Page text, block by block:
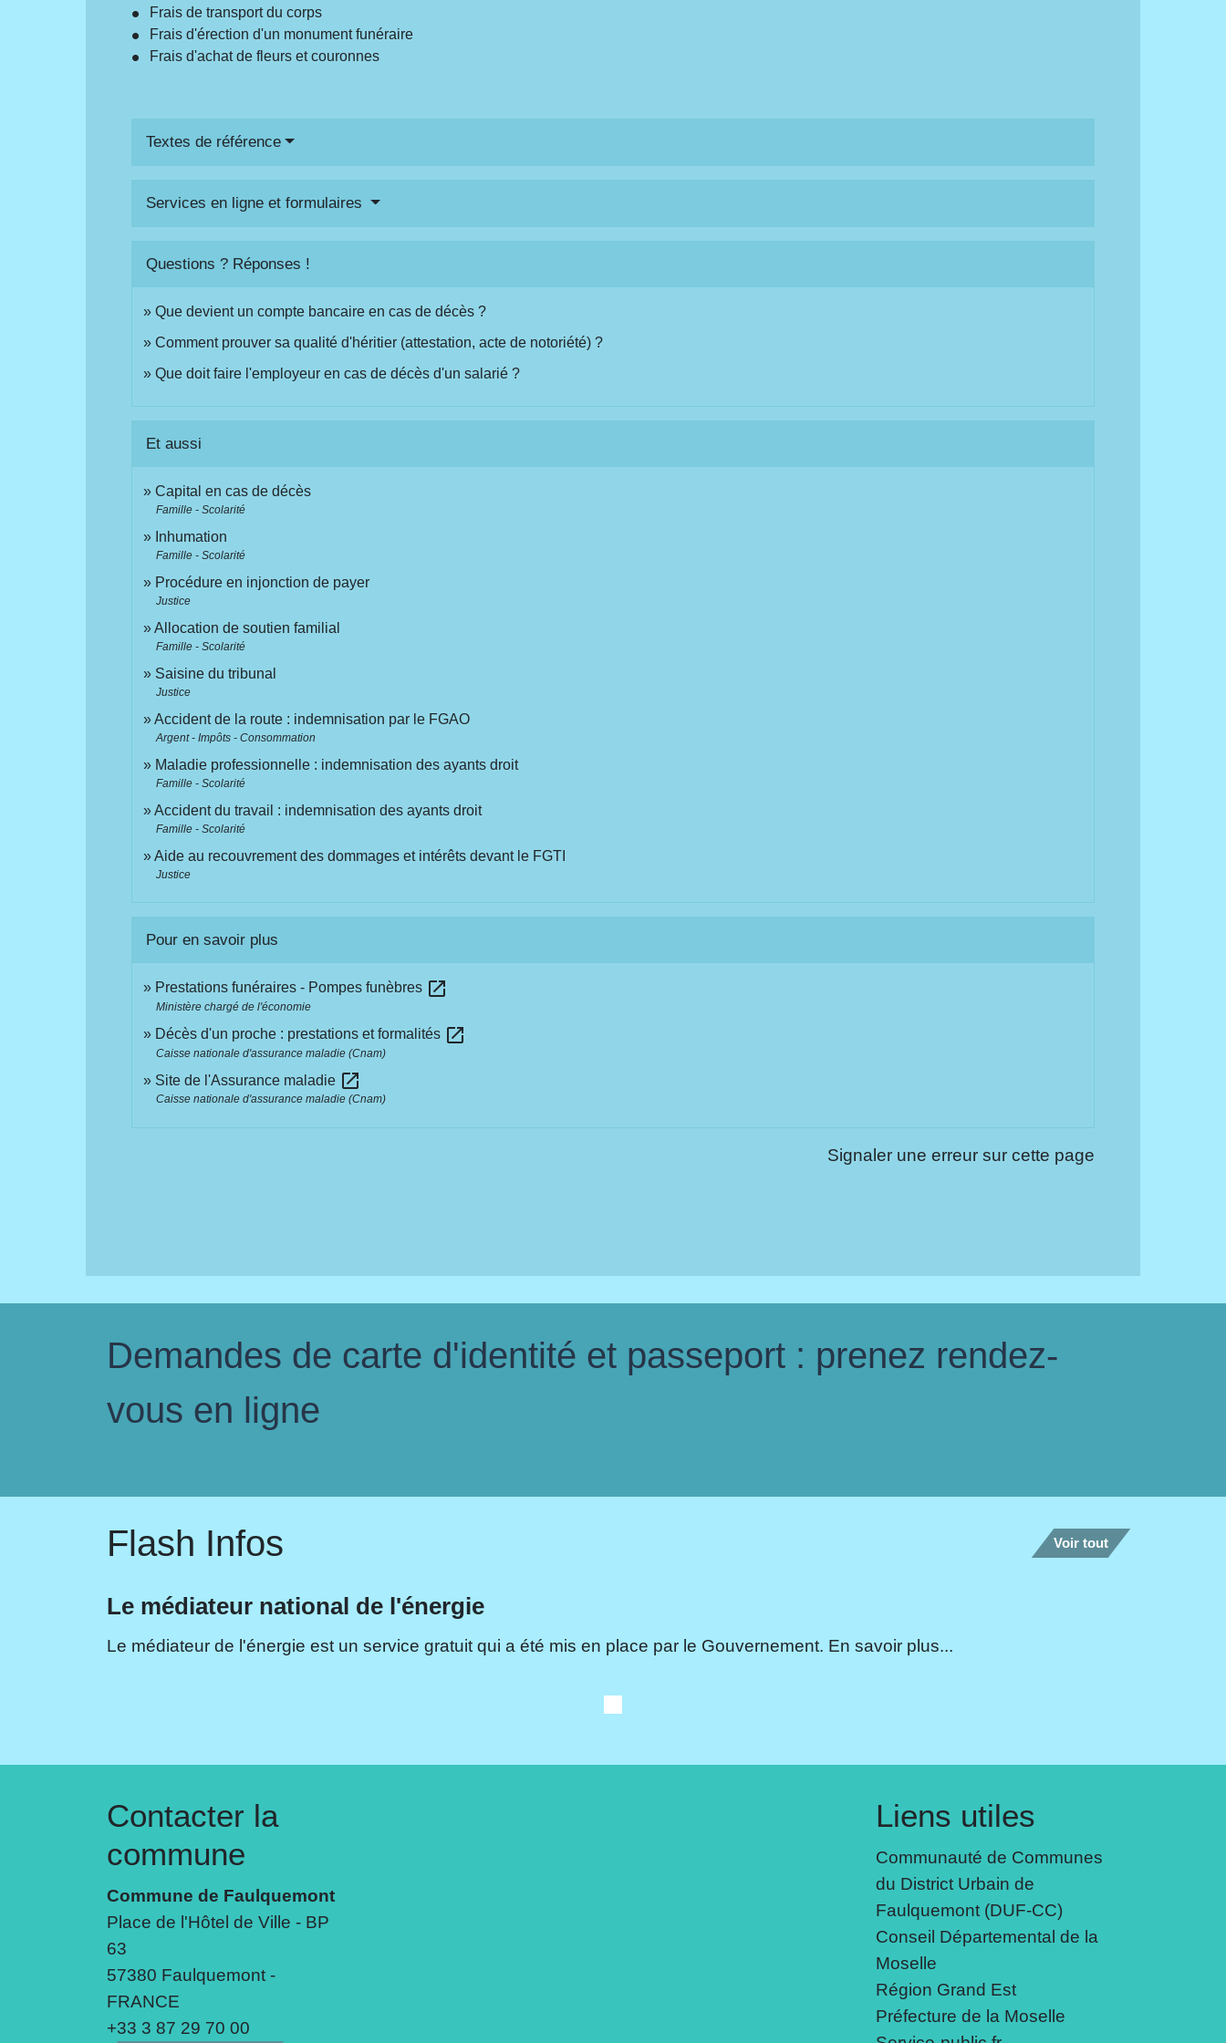
Frais de transport du corps
Frais d'érection d'un monument funéraire
Frais d'achat de fleurs et couronnes
Textes de référence
Services en ligne et formulaires
Questions ? Réponses !
Que devient un compte bancaire en cas de décès ?
Comment prouver sa qualité d'héritier (attestation, acte de notoriété) ?
Que doit faire l'employeur en cas de décès d'un salarié ?
Et aussi
Capital en cas de décès
Famille - Scolarité
Inhumation
Famille - Scolarité
Procédure en injonction de payer
Justice
Allocation de soutien familial
Famille - Scolarité
Saisine du tribunal
Justice
Accident de la route : indemnisation par le FGAO
Argent - Impôts - Consommation
Maladie professionnelle : indemnisation des ayants droit
Famille - Scolarité
Accident du travail : indemnisation des ayants droit
Famille - Scolarité
Aide au recouvrement des dommages et intérêts devant le FGTI
Justice
Pour en savoir plus
Prestations funéraires - Pompes funèbres open_in_new
Ministère chargé de l'économie
Décès d'un proche : prestations et formalités open_in_new
Caisse nationale d'assurance maladie (Cnam)
Site de l'Assurance maladie open_in_new
Caisse nationale d'assurance maladie (Cnam)
Signaler une erreur sur cette page
Demandes de carte d'identité et passeport : prenez rendez-
vous en ligne
Flash Infos Voir tout
Le médiateur national de l'énergie
Le médiateur de l'énergie est un service gratuit qui a été mis en place par le Gouvernement. En savoir plus...
Contacter la
commune
Commune de Faulquemont
Place de l'Hôtel de Ville - BP
63
57380 Faulquemont -
FRANCE
+33 3 87 29 70 00
Liens utiles
Communauté de Communes
du District Urbain de
Faulquemont (DUF-CC)
Conseil Départemental de la
Moselle
Région Grand Est
Préfecture de la Moselle